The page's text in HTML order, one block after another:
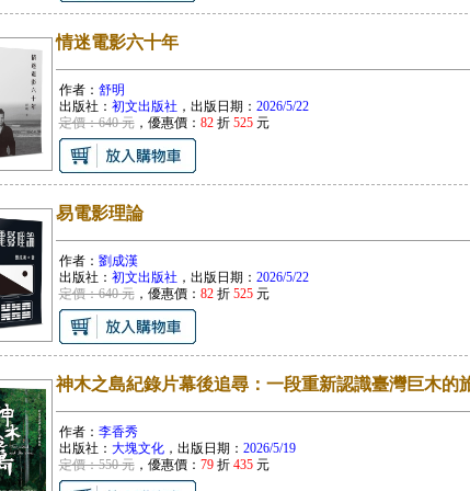
情迷電影六十年
作者： 舒明
出版社： 初文出版社 ，出版日期： 2026/5/22
定價：640 元，優惠價： 82折 525元
易電影理論
作者： 劉成漢
出版社： 初文出版社 ，出版日期： 2026/5/22
定價：640 元，優惠價： 82折 525元
神木之島紀錄片幕後追尋：一段重新認識臺灣巨木的
作者： 李香秀
出版社： 大塊文化，出版日期： 2026/5/19
定價：550 元，優惠價： 79折 435元